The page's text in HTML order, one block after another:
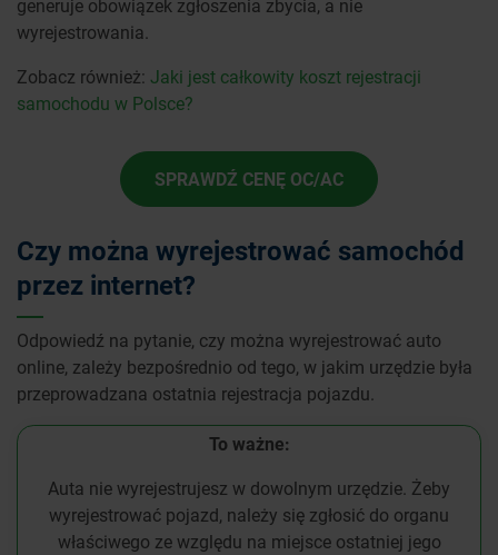
generuje obowiązek zgłoszenia zbycia, a nie
wyrejestrowania.
Zobacz również: Jaki jest całkowity koszt rejestracji
samochodu w Polsce?
SPRAWDŹ CENĘ OC/AC
Czy można wyrejestrować samochód
przez internet?
Odpowiedź na pytanie, czy można wyrejestrować auto
online, zależy bezpośrednio od tego, w jakim urzędzie była
przeprowadzana ostatnia rejestracja pojazdu.
To ważne:
Auta nie wyrejestrujesz w dowolnym urzędzie. Żeby
wyrejestrować pojazd, należy się zgłosić do organu
właściwego ze względu na miejsce ostatniej jego